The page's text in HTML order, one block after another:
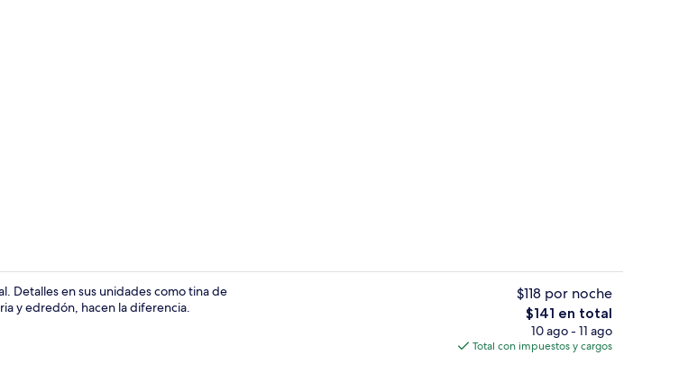
Ropa de cama de alta calidad, edredón y camas con efecto memoria
Detalles en sus unidades como tina de
y edredón, hacen la diferencia.
$118 por noche
El
precio
total
$141 en total
10 ago - 11 ago
Total con impuestos y cargos